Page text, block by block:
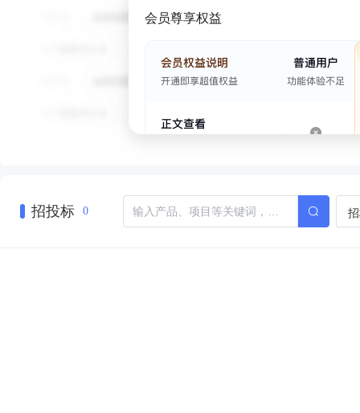
会员尊享权益
招投标 0